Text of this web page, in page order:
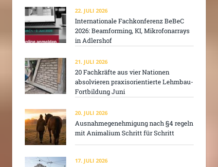
22. JULI 2026
Internationale Fachkonferenz BeBeC
2026: Beamforming, KI, Mikrofonarrays
in Adlershof
21. JULI 2026
20 Fachkräfte aus vier Nationen
absolvieren praxisorientierte Lehmbau-
Fortbildung Juni
20. JULI 2026
Ausnahmegenehmigung nach §4 regeln
mit Animalium Schritt für Schritt
17. JULI 2026